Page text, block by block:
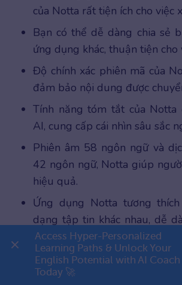
của Notta rất tiện ích cho việc
Bạn có thể dễ dàng chia sẻ
ứng dụng khác, thuận tiện cho
Độ chính xác phiên mã của
đảm bảo nội dung được
Tính năng tóm tắt của
AI, cung cấp cái nhìn sâu sắc
Phiên âm 58 ngôn ngữ và
42 ngôn ngữ, Notta giúp
hiệu quả.
Ứng dụng Notta tương
dạng tập tin khác nhau, dễ
sẻ.
Dữ liệu Notta sẽ được tự
nhiều thiết bị, giúp người
👉 Premium 1 năm chỉ
Access Hyper-Personalized
Learning Paths & Unlock Your
English Potential with AI Coach
Today 🚀